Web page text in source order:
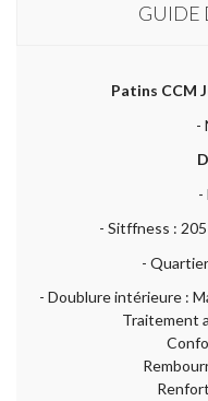
GUIDE
Patins CCM
-
-
- Sitffness :
-
- Doublure intérieure :
Traitement